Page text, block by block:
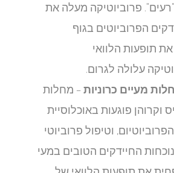
פרוביוטיקה מעלה את
הפרוביוטים בגוף
הלוואי
עלולה לגרום.
מעיים כרוניות– מחלות
פוגעות באוכלוסיית
וטיפול פרוביוטי
החיידקים הטובים במעי